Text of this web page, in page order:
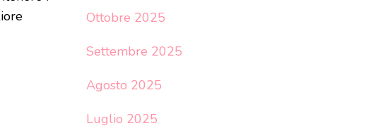
Ottobre 2025
Settembre 2025
Agosto 2025
Luglio 2025